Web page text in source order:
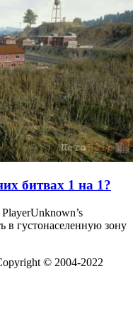
битвах 1 на 1?
в густонаселенную зону
© 2004-2022